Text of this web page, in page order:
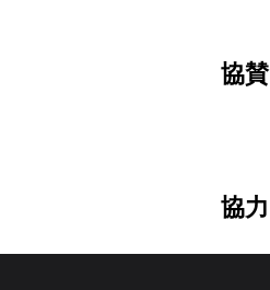
協賛
協力